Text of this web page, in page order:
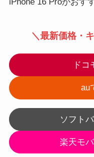
＼最新価格・
ドコ
au
ソフト
楽天モ